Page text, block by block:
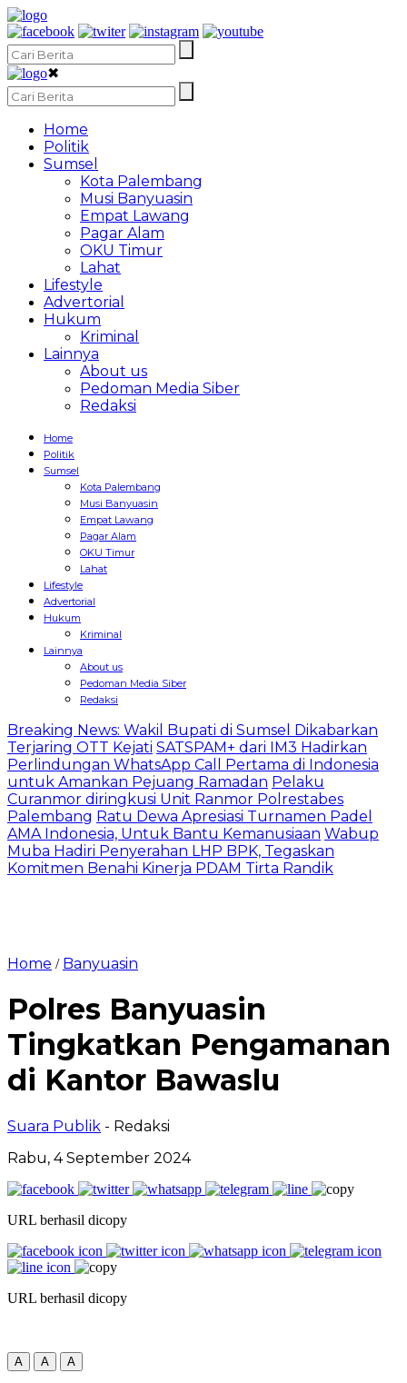
✖
Home
Politik
Sumsel
Kota Palembang
Musi Banyuasin
Empat Lawang
Pagar Alam
OKU Timur
Lahat
Lifestyle
Advertorial
Hukum
Kriminal
Lainnya
About us
Pedoman Media Siber
Redaksi
Home
Politik
Sumsel
Kota Palembang
Musi Banyuasin
Empat Lawang
Pagar Alam
OKU Timur
Lahat
Lifestyle
Advertorial
Hukum
Kriminal
Lainnya
About us
Pedoman Media Siber
Redaksi
Breaking News: Wakil Bupati di Sumsel Dikabarkan
Terjaring OTT Kejati SATSPAM+ dari IM3 Hadirkan
Perlindungan WhatsApp Call Pertama di Indonesia
untuk Amankan Pejuang Ramadan Pelaku
Curanmor diringkusi Unit Ranmor Polrestabes
Palembang Ratu Dewa Apresiasi Turnamen Padel
AMA Indonesia, Untuk Bantu Kemanusiaan Wabup
Muba Hadiri Penyerahan LHP BPK, Tegaskan
Komitmen Benahi Kinerja PDAM Tirta Randik
Home / Banyuasin
Polres Banyuasin
Tingkatkan Pengamanan
di Kantor Bawaslu
Suara Publik - Redaksi
Rabu, 4 September 2024
URL berhasil dicopy
URL berhasil dicopy
A A A